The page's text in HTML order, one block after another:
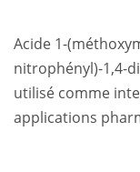
Acide 1-
nitrophényl)-1,4-
utilisé comme
applications